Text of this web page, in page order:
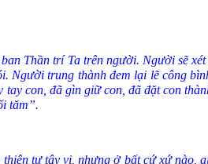
Thần trí Ta trên người. Người sẽ
trung thành đem lại lẽ công
con, đã gìn giữ con, đã đặt con
tăm”.
tư tây vị, nhưng ở bất cứ xứ